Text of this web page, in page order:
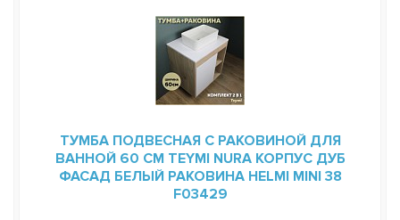
ТУМБА ПОДВЕСНАЯ С РАКОВИНОЙ ДЛЯ
ВАННОЙ 60 СМ TEYMI NURA КОРПУС ДУБ
ФАСАД БЕЛЫЙ РАКОВИНА HELMI MINI 38
F03429